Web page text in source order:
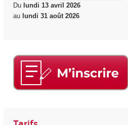
Dulundi 13 avril 2026
au lundi 31 août 2026